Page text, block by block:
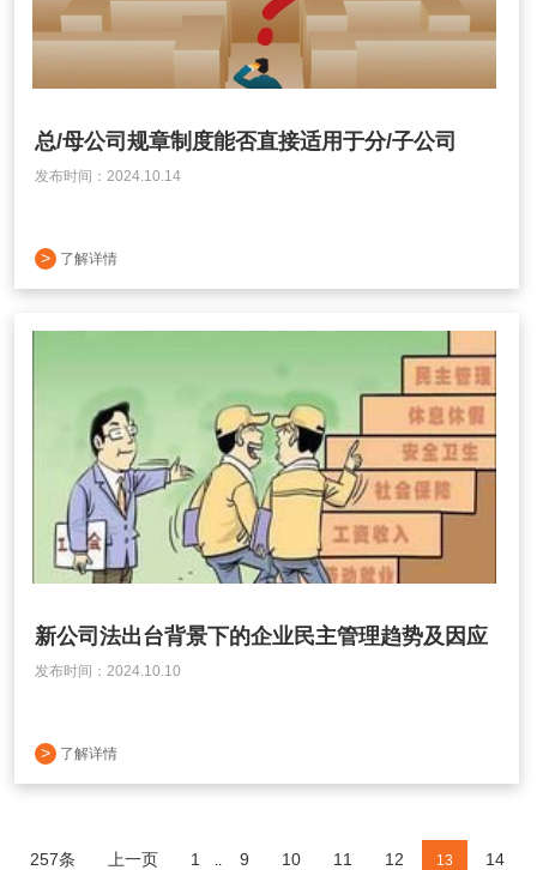
总/母公司规章制度能否直接适用于分/子公司
发布时间：2024.10.14
> 了解详情
新公司法出台背景下的企业民主管理趋势及因应
发布时间：2024.10.10
> 了解详情
257条 上一页 1 .. 9 10 11 12 13 14